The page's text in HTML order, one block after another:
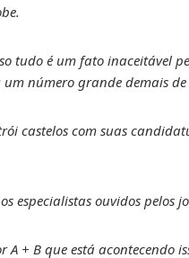
tudo é um fato inaceitável
número grande demais
castelos com suas
especialistas ouvidos pelos
A + B que está acontecendo